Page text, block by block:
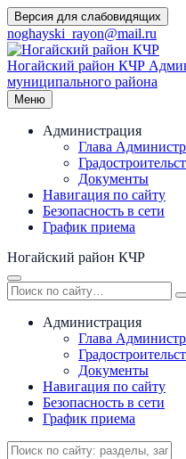
Перейти
к
содержимому
Версия для слабовидящих
noghayski_rayon@mail.ru
Ногайский район КЧР
муниципального района
Меню
Администрация
Глава
Документы
Навигация по сайту
Безопасность в сети
График приема
Ногайский район КЧР
Администрация
Глава
Документы
Навигация по сайту
Безопасность в сети
График приема